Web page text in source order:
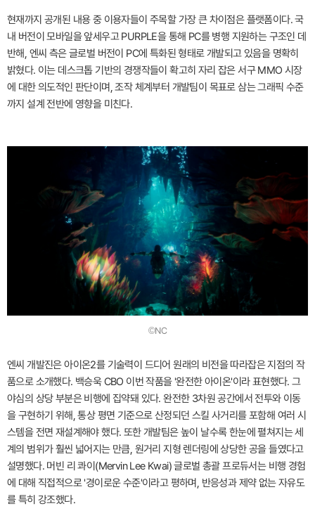
현재까지 공개된 내용 중 이용자들이 주목할 가장 큰 차이점은 플랫폼이다. 국
내 버전이 모바일을 앞세우고 PURPLE을 통해 PC를 병행 지원하는 구조인 데
반해, 엔씨 측은 글로벌 버전이 PC에 특화된 형태로 개발되고 있음을 명확히
밝혔다. 이는 데스크톱 기반의 경쟁작들이 확고히 자리 잡은 서구 MMO 시장
에 대한 의도적인 판단이며, 조작 체계부터 개발팀이 목표로 삼는 그래픽 수준
까지 설계 전반에 영향을 미친다.
©NC
엔씨 개발진은 아이온2를 기술력이 드디어 원래의 비전을 따라잡은 지점의 작
품으로 소개했다. 백승욱 CBO 이번 작품을 '완전한 아이온'이라 표현했다. 그
야심의 상당 부분은 비행에 집약돼 있다. 완전한 3차원 공간에서 전투와 이동
을 구현하기 위해, 통상 평면 기준으로 산정되던 스킬 사거리를 포함해 여러 시
스템을 전면 재설계해야 했다. 또한 개발팀은 높이 날수록 한눈에 펼쳐지는 세
계의 범위가 훨씬 넓어지는 만큼, 원거리 지형 렌더링에 상당한 공을 들였다고
설명했다. 머빈 리 콰이(Mervin Lee Kwai) 글로벌 총괄 프로듀서는 비행 경험
에 대해 직접적으로 '경이로운 수준'이라고 평하며, 반응성과 제약 없는 자유도
를 특히 강조했다.